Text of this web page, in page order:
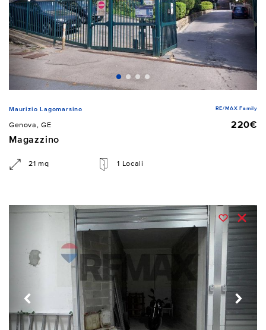
Maurizio Lagomarsino RE/MAX Family
Genova, GE
220€
Magazzino
21 mq 1 Locali